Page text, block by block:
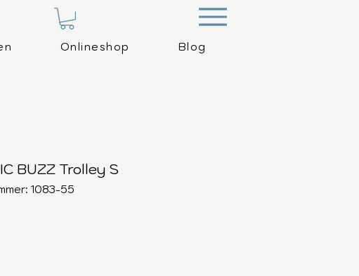
Menu
Onlineshop Blog
BUZZ Trolley S
1083-55